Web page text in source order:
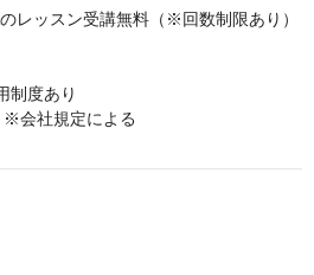
レッスン受講無料（※回数制限あり）
制度あり
会社規定による